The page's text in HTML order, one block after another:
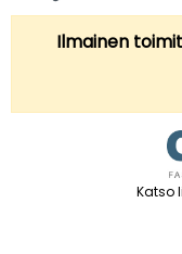
Ilmainen
Katso